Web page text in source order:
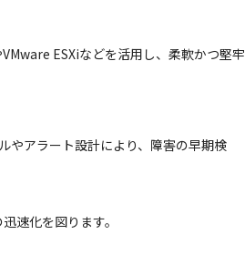
ESXiなどを活用し、柔軟かつ堅牢
やアラート設計により、障害の早期検
速化を図ります。